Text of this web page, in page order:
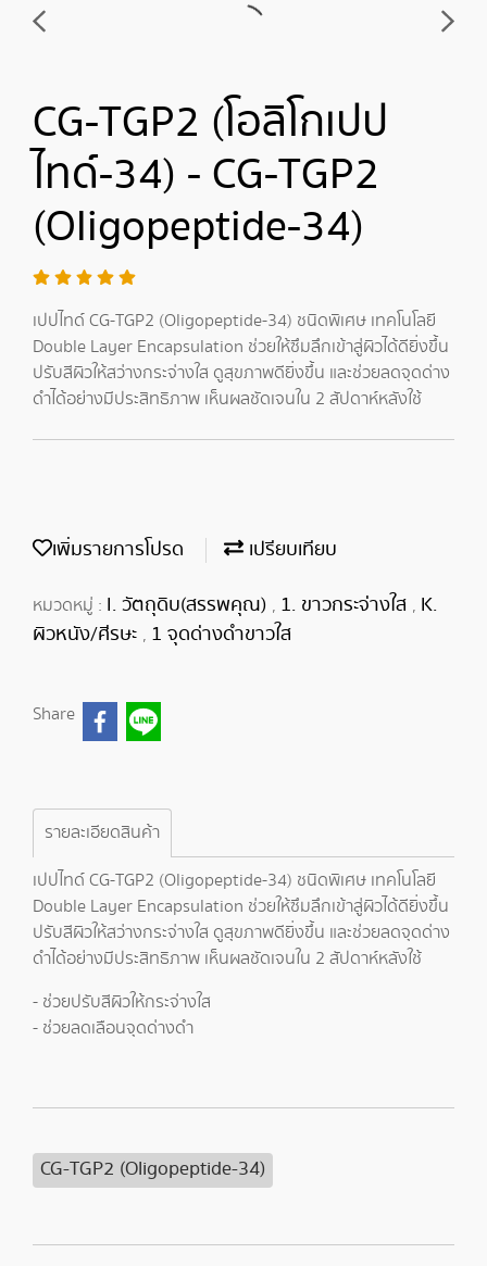
CG-TGP2 (โอลิโกเปป
ไทด์-34) - CG-TGP2
(Oligopeptide-34)
เปปไทด์ CG-TGP2 (Oligopeptide-34) ชนิดพิเศษ เทคโนโลยี
Double Layer Encapsulation ช่วยให้ซึมลึกเข้าสู่ผิวได้ดียิ่งขึ้น
ปรับสีผิวให้สว่างกระจ่างใส ดูสุขภาพดียิ่งขึ้น และช่วยลดจุดด่าง
ดำได้อย่างมีประสิทธิภาพ เห็นผลชัดเจนใน 2 สัปดาห์หลังใช้
เพิ่มรายการโปรด เปรียบเทียบ
หมวดหมู่ : I. วัตถุดิบ(สรรพคุณ) , 1. ขาวกระจ่างใส , K.
ผิวหนัง/ศีรษะ , 1 จุดด่างดำขาวใส
Share
รายละเอียดสินค้า
เปปไทด์ CG-TGP2 (Oligopeptide-34) ชนิดพิเศษ เทคโนโลยี
Double Layer Encapsulation ช่วยให้ซึมลึกเข้าสู่ผิวได้ดียิ่งขึ้น
ปรับสีผิวให้สว่างกระจ่างใส ดูสุขภาพดียิ่งขึ้น และช่วยลดจุดด่าง
ดำได้อย่างมีประสิทธิภาพ เห็นผลชัดเจนใน 2 สัปดาห์หลังใช้
- ช่วยปรับสีผิวให้กระจ่างใส
- ช่วยลดเลือนจุดด่างดำ
CG-TGP2 (Oligopeptide-34)